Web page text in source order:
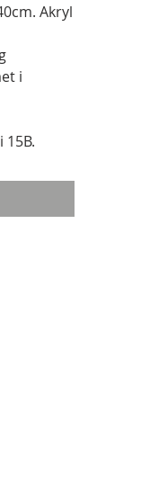
Akryl
i
15B.